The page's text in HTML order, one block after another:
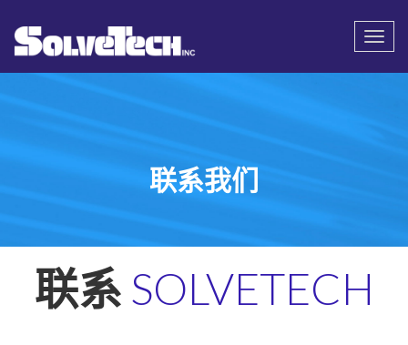
Call Email Us
联系我们
联系 SOLVETECH